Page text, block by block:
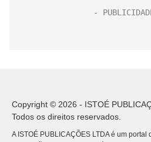
Copyright © 2026 - ISTOÉ
Todos os direitos reservados.
A ISTOÉ PUBLICAÇÕES LTDA é um